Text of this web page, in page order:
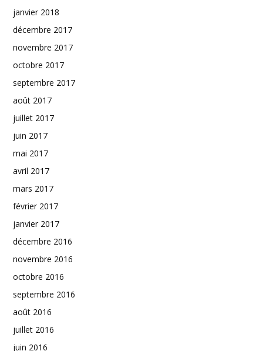
janvier 2018
décembre 2017
novembre 2017
octobre 2017
septembre 2017
août 2017
juillet 2017
juin 2017
mai 2017
avril 2017
mars 2017
février 2017
janvier 2017
décembre 2016
novembre 2016
octobre 2016
septembre 2016
août 2016
juillet 2016
juin 2016